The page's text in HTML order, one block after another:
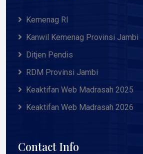
Kemenag RI
Kanwil Kemenag Provinsi Jambi
Ditjen Pendis
RDM Provinsi Jambi
Keaktifan Web Madrasah 2025
Keaktifan Web Madrasah 2026
Contact Info